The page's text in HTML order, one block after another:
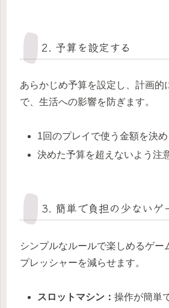
2. 予算を設定する
あらかじめ予算を設定し、計画的
で、生活への影響を防ぎます。
1回のプレイで使う金額を決め
決めた予算を超えないよう注
3. 簡単で負担の少ないゲ
シンプルなルールで楽しめるゲー
プレッシャーを減らせます。
スロットマシン：操作が簡単